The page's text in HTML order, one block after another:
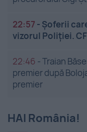
22:57 - Șoferii
vizorul Poliției.
22:46 -Traian
premier după
premier
HAI România!